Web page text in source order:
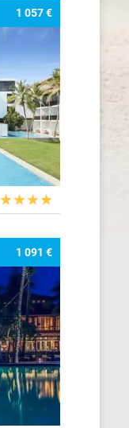
1 057 €
1 091 €